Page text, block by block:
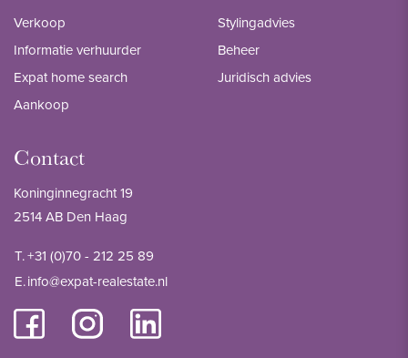
Verkoop
Informatie verhuurder
Expat home search
Aankoop
Stylingadvies
Beheer
Juridisch advies
Contact
Koninginnegracht 19
2514 AB Den Haag
T.+31 (0)70 - 212 25 89
E.info@expat-realestate.nl